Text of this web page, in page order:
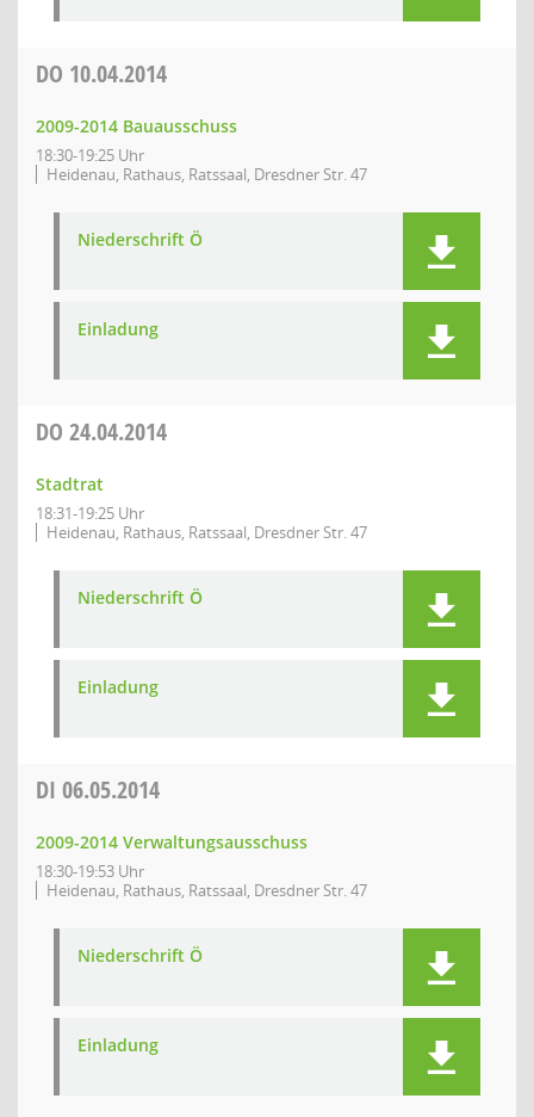
DO 10.04.2014
2009-2014 Bauausschuss
18:30-19:25 Uhr
Heidenau, Rathaus, Ratssaal, Dresdner Str. 47
Niederschrift Ö
Einladung
DO 24.04.2014
Stadtrat
18:31-19:25 Uhr
Heidenau, Rathaus, Ratssaal, Dresdner Str. 47
Niederschrift Ö
Einladung
DI 06.05.2014
2009-2014 Verwaltungsausschuss
18:30-19:53 Uhr
Heidenau, Rathaus, Ratssaal, Dresdner Str. 47
Niederschrift Ö
Einladung